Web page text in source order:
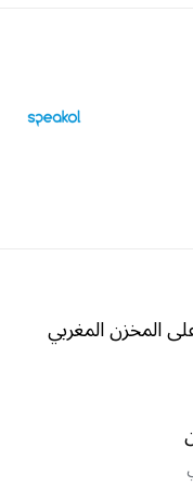
المخزن المغربي